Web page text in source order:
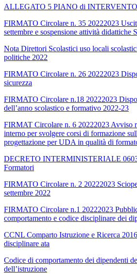
ALLEGATO 5 PIANO di
FIRMATO Circolare n. 35 20222023
settembre e sospensione attività didattiche
Nota Direttori Scolastici uso locali
politiche 2022
FIRMATO Circolare n. 26 20222023
sicurezza
FIRMATO Circolare n.18 20222023
dell’anno scolastico e formativo 2022-23
FIRMAT Circolare n. 6 20222023 Avviso
interno per svolgere corsi di formazione
progettazione per UDA in qualità di
DECRETO INTERMINISTERIALE
Formatori
FIRMATO Circolare n. 2 20222023
settembre 2022
FIRMATO Circolare n.1 20222023
comportamento e codice disciplinare dei
CCNL Comparto Istruzione e Ricerca
disciplinare ata
Codice di comportamento dei dipendenti
dell’istruzione